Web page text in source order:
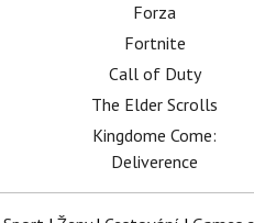
Forza
Fortnite
Call of Duty
The Elder Scrolls
Kingdome Come:
Deliverence